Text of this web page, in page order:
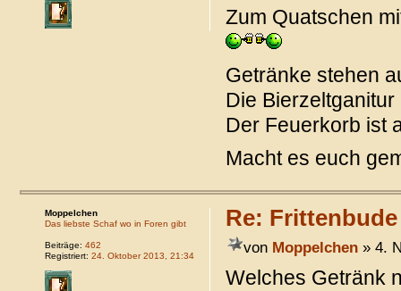
Zum Quatschen
Getränke stehen
Die
Der Feuerkorb ist
Macht es euch
Re:
von Moppelchen» 4.
Welches Getränk
Moppelchen
Das liebste Schaf wo in Foren gibt
Beiträge: 462
Registriert: 24. Oktober 2013, 21:34